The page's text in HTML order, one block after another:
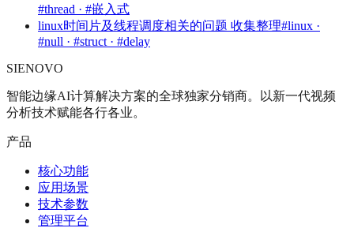
#thread · #嵌入式
linux时间片及线程调度相关的问题 收集整理#linux ·
#null · #struct · #delay
SIENOVO
智能边缘AI计算解决方案的全球独家分销商。以新一代视频
分析技术赋能各行各业。
产品
核心功能
应用场景
技术参数
管理平台